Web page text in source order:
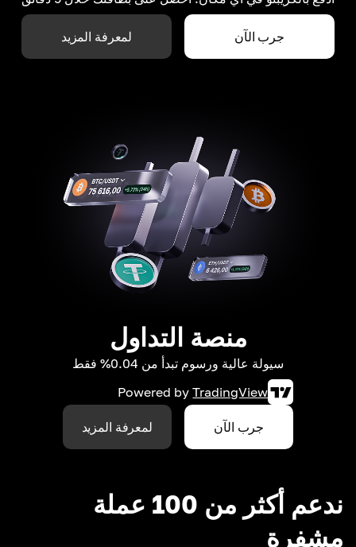
جرب الآن لمعرفة المزيد
منصة التداول
سيولة عالية ورسوم تبدأ من 0.04% فقط
Powered by TradingView
جرب الآن لمعرفة المزيد
ندعم أكثر من 100 عملة
مشفرة